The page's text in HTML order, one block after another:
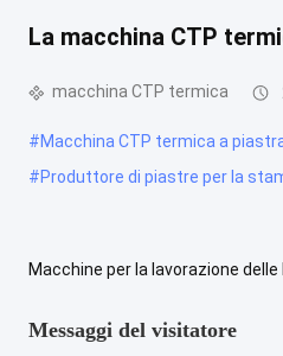
La macchina CTP
macchina CTP termica
#Macchina CTP termica a
#Produttore di piastre per la
Macchine per la lavorazione
Messaggi del visitatore